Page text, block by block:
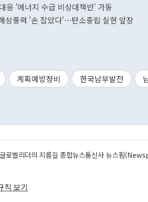
응 '에너지 수급 비상대책반' 가동
상풍력 '손 잡았다'…탄소중립 실현 앞장
계획예방정비 한국남부발전
로벌리더의 지름길 종합뉴스통신사 뉴스핌
칙 보기